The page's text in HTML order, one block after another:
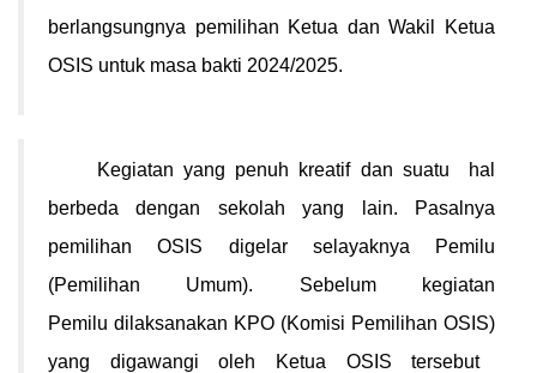
berlangsungnya pemilihan Ketua dan Wakil Ketua
OSIS untuk masa bakti 2024/2025.
Kegiatan yang penuh kreatif dan suatu hal
berbeda dengan sekolah yang lain. Pasalnya
pemilihan OSIS digelar selayaknya Pemilu
(Pemilihan Umum). Sebelum kegiatan
Pemilu dilaksanakan KPO (Komisi Pemilihan OSIS)
yang digawangioleh Ketua OSIStersebut